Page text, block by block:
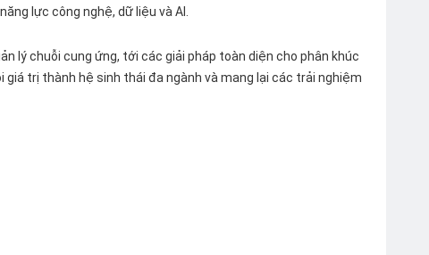
lực công nghệ, dữ liệu và AI.
lý chuỗi cung ứng, tới các giải pháp toàn diện cho phân khúc
trị thành hệ sinh thái đa ngành và mang lại các trải nghiệm